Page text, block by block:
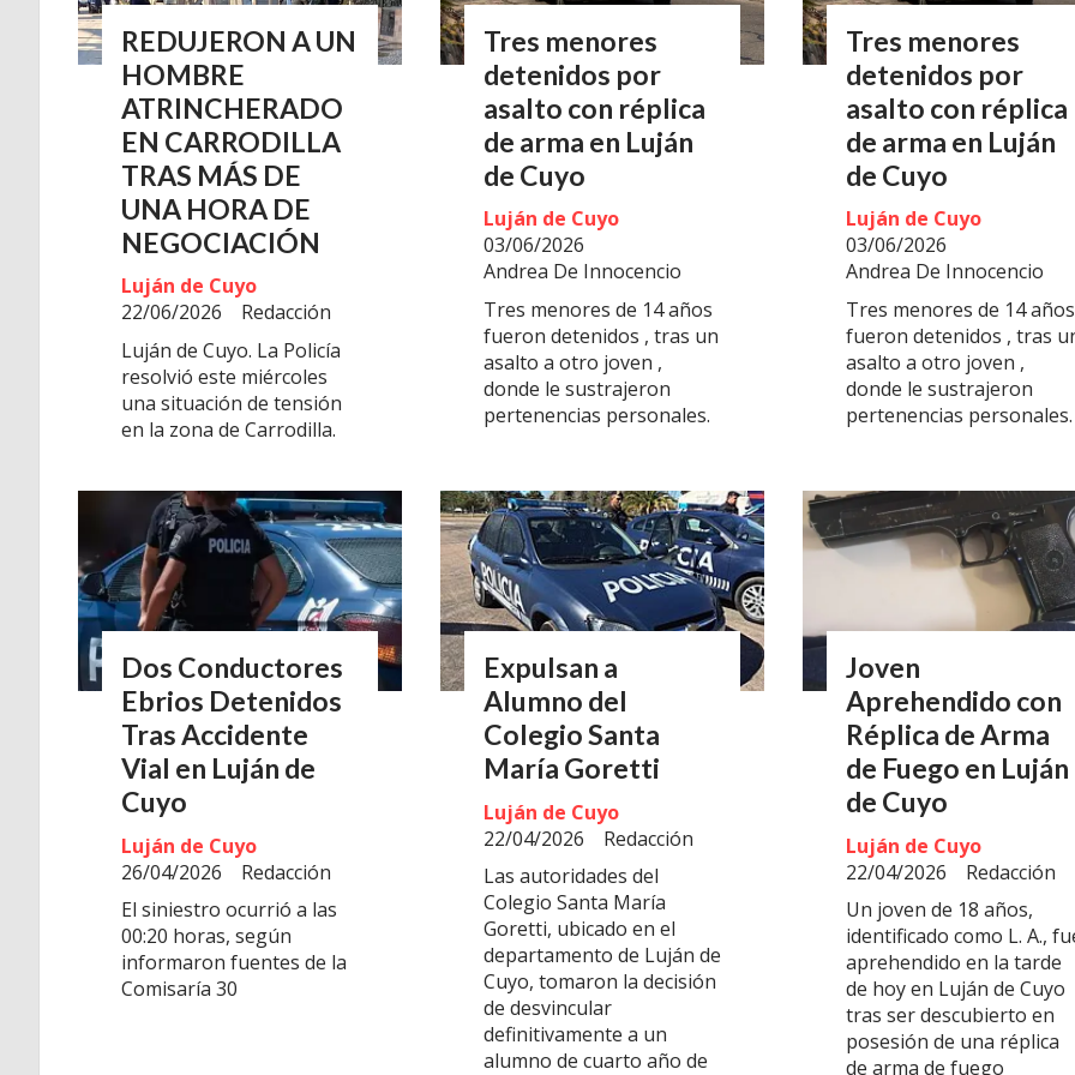
REDUJERON A UN
HOMBRE
ATRINCHERADO
EN CARRODILLA
TRAS MÁS DE
UNA HORA DE
NEGOCIACIÓN
Redacción
Luján de Cuyo
22/06/2026
Luján de Cuyo. La Policía
resolvió este miércoles
una situación de tensión
en la zona de Carrodilla.
Tres menores
detenidos por
asalto con réplica
de arma en Luján
de Cuyo
Andrea De Innocencio
Luján de Cuyo
03/06/2026
Tres menores de 14 años
fueron detenidos , tras un
asalto a otro joven ,
donde le sustrajeron
pertenencias personales.
Tres menores
detenidos por
asalto con réplica
de arma en Luján
de Cuyo
Andrea De Innocencio
Luján de Cuyo
03/06/2026
Tres menores de 14 años
fueron detenidos , tras
asalto a otro joven ,
donde le sustrajeron
pertenencias personales.
Dos Conductores
Ebrios Detenidos
Tras Accidente
Vial en Luján de
Cuyo
Redacción
Luján de Cuyo
26/04/2026
El siniestro ocurrió a las
00:20 horas, según
informaron fuentes de la
Comisaría 30
Expulsan a
Alumno del
Colegio Santa
María Goretti
Redacción
Luján de Cuyo
22/04/2026
Las autoridades del
Colegio Santa María
Goretti, ubicado en el
departamento de Luján de
Cuyo, tomaron la decisión
de desvincular
definitivamente a un
alumno de cuarto año de
Joven
Aprehendido con
Réplica de Arma
de Fuego en Luján
de Cuyo
Redacción
Luján de Cuyo
22/04/2026
Un joven de 18 años,
identificado como L. A.,
aprehendido en la tarde
de hoy en Luján de Cuyo
tras ser descubierto en
posesión de una réplica
de arma de fuego